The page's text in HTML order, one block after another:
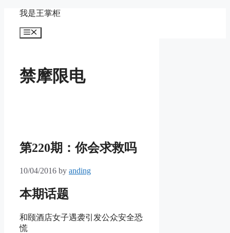
content
我是王掌柜
Menu
禁摩限电
第220期：你会求救吗
10/04/2016 by anding
本期话题
和颐酒店女子遇袭引发公众安全恐
慌